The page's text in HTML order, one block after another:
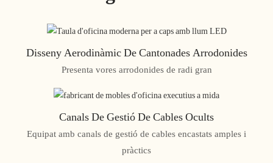
Disseny Aerodinàmic De Cantonades Arrodonides
Presenta vores arrodonides de radi gran
Canals De Gestió De Cables Ocults
Equipat amb canals de gestió de cables encastats amples i
pràctics